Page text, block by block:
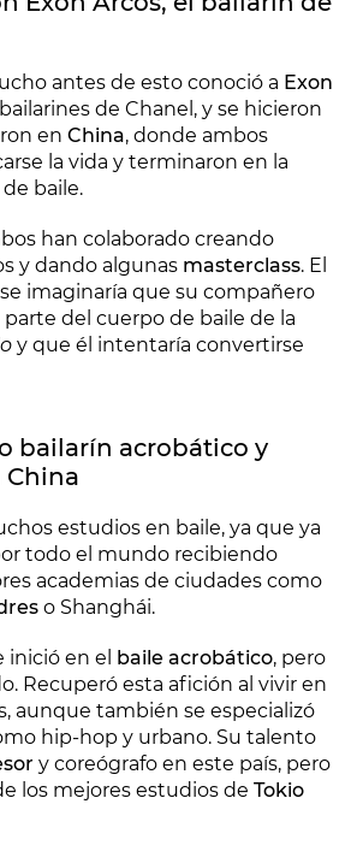
antes de esto conoció a Exon
de Chanel, y se hicieron
en China, donde ambos
la vida y terminaron en la
de baile.
han colaborado creando
y dando algunas masterclass. El
imaginaría que su compañero
del cuerpo de baile de la
y que él intentaría convertirse
bailarín acrobático y
China
estudios en baile, ya que ya
todo el mundo recibiendo
academias de ciudades como
o Shanghái.
inició en el baile acrobático, pero
Recuperó esta afición al vivir en
aunque también se especializó
hip-hop y urbano. Su talento
y coreógrafo en este país, pero
los mejores estudios de Tokio